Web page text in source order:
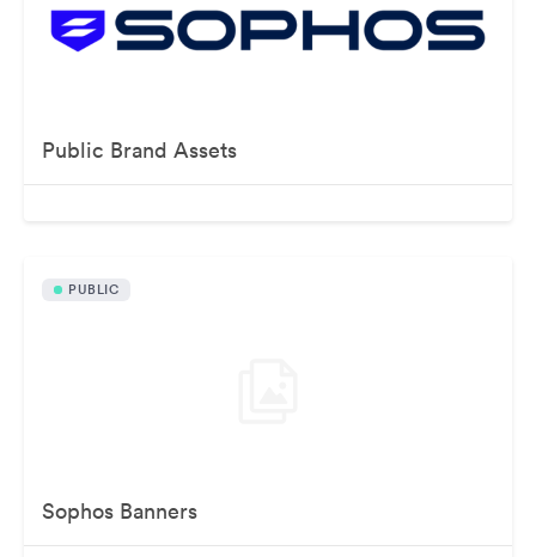
Public Brand Assets
PUBLIC
Sophos Banners